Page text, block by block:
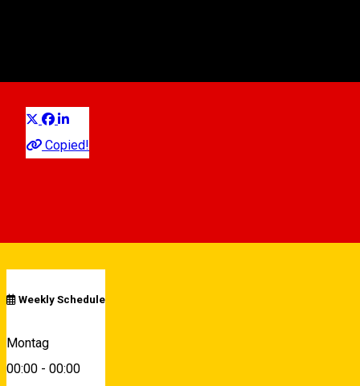
Copied!
00:00 - 00:00
See schedule
Weekly Schedule
Montag
00:00 - 00:00
Strada Pădurea Dumbrava, nr. 14